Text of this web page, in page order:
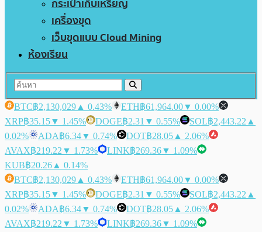
กระเป๋าเก็บเหรียญ
เครื่องขุด
เว็บขุดแบบ Cloud Mining
ห้องเรียน
BTC฿2,130,029 ▲ 0.43% ETH฿61,964.00▼ 0.00%
XRP฿35.15▼ 1.45% DOGE฿2.31 ▼ 0.55% SOL฿2,443.22 ▲
0.02%
ADA฿6.34▼ 0.74% DOT฿28.05 ▲ 2.06%
AVAX฿219.22 ▼ 1.73% LINK฿269.36▼ 1.09%
KUB฿20.26 ▲ 0.14%
BTC฿2,130,029 ▲ 0.43% ETH฿61,964.00▼ 0.00%
XRP฿35.15▼ 1.45% DOGE฿2.31 ▼ 0.55% SOL฿2,443.22 ▲
0.02%
ADA฿6.34▼ 0.74% DOT฿28.05 ▲ 2.06%
AVAX฿219.22 ▼ 1.73% LINK฿269.36▼ 1.09%